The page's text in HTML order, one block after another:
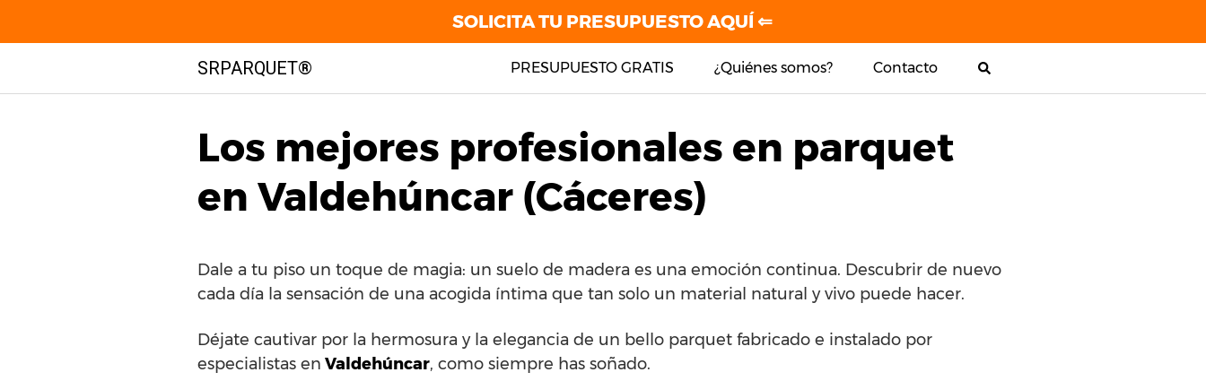
contenido
SRPARQUET® PRESUPUESTO GRATIS ¿Quiénes somos? Contacto
Los mejores profesionales en parquet
en Valdehúncar (Cáceres)
Dale a tu piso un toque de magia: un suelo de madera es una emoción continua. Descubrir de nuevo
cada día la sensación de una acogida íntima que tan solo un material natural y vivo puede hacer.
Déjate cautivar por la hermosura y la elegancia de un bello parquet fabricado e instalado por
especialistas en Valdehúncar, como siempre has soñado.
SOLICITA TU PRESUPUESTO AQUÍ ⇐